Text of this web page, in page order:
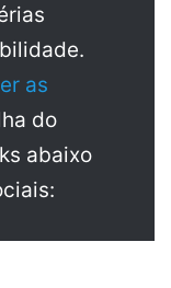
as
do
abaixo